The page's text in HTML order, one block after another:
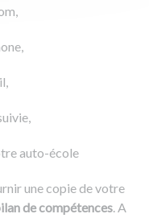
auto-école
une copie de votre
de compétences. A